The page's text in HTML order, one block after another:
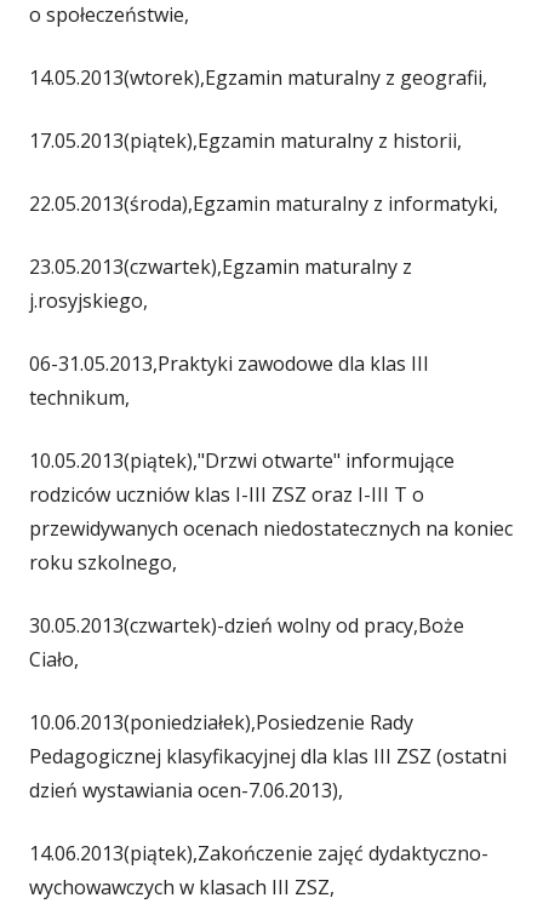
o społeczeństwie,
14.05.2013(wtorek),Egzamin maturalny z geografii,
17.05.2013(piątek),Egzamin maturalny z historii,
22.05.2013(środa),Egzamin maturalny z informatyki,
23.05.2013(czwartek),Egzamin maturalny z
j.rosyjskiego,
06-31.05.2013,Praktyki zawodowe dla klas III
technikum,
10.05.2013(piątek),"Drzwi otwarte" informujące
rodziców uczniów klas I-III ZSZ oraz I-III T o
przewidywanych ocenach niedostatecznych na koniec
roku szkolnego,
30.05.2013(czwartek)-dzień wolny od pracy,Boże
Ciało,
10.06.2013(poniedziałek),Posiedzenie Rady
Pedagogicznej klasyfikacyjnej dla klas III ZSZ (ostatni
dzień wystawiania ocen-7.06.2013),
14.06.2013(piątek),Zakończenie zajęć dydaktyczno-
wychowawczych w klasach III ZSZ,